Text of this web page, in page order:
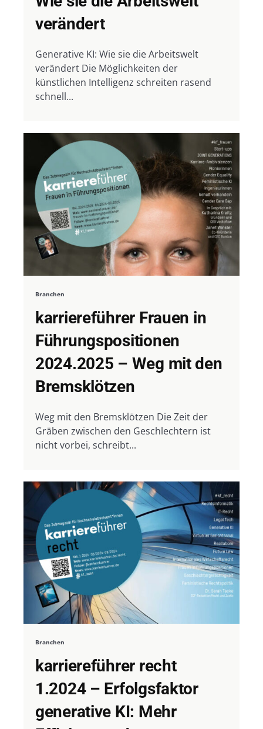
verändert
Generative KI: Wie sie die Arbeitswelt
verändert Die Möglichkeiten der
künstlichen Intelligenz schreiten rasend
schnell...
Branchen
karriereführer Frauen in
Führungspositionen
2024.2025 – Weg mit den
Bremsklötzen
Weg mit den Bremsklötzen Die Zeit der
Gräben zwischen den Geschlechtern ist
nicht vorbei, schreibt...
Branchen
karriereführer recht
1.2024 – Erfolgsfaktor
generative KI: Mehr